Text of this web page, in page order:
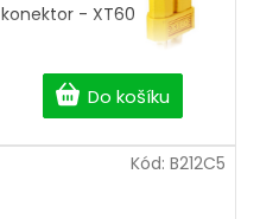
Do košíku
konektor - XT60
Kód: B212C5